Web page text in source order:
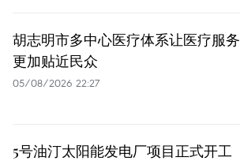
胡志明市多中心医疗体系让医疗服务
更加贴近民众
05/08/2026 22:27
5号油汀太阳能发电厂项目正式开工